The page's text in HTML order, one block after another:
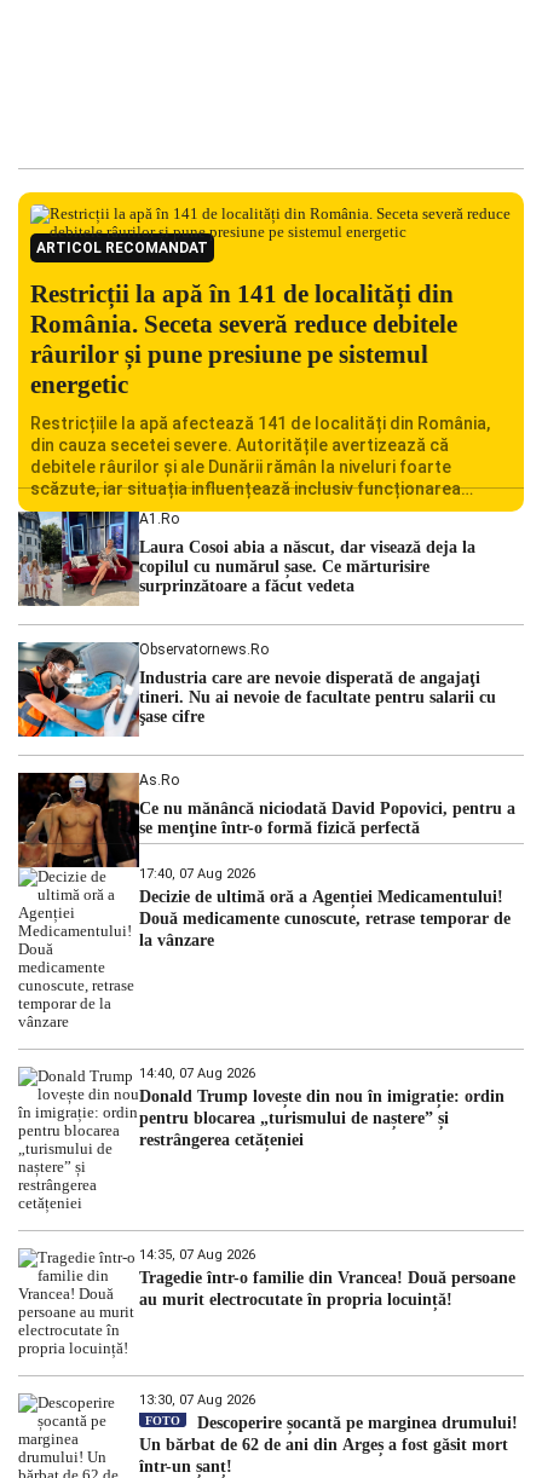
ARTICOL RECOMANDAT
Restricții la apă în 141 de localități din
România. Seceta severă reduce debitele
râurilor și pune presiune pe sistemul
energetic
Restricțiile la apă afectează 141 de localități din România,
din cauza secetei severe. Autoritățile avertizează că
debitele râurilor și ale Dunării rămân la niveluri foarte
scăzute, iar situația influențează inclusiv funcționarea
Centralei Nucleare de la Cernavodă. România se confruntă
cu una dintre cele mai dificile perioade din punct de vedere
hidrologic din ultimii ani. Lipsa […]
A1.ro
Laura Cosoi abia a născut, dar visează deja la
copilul cu numărul șase. Ce mărturisire
surprinzătoare a făcut vedeta
Observatornews.ro
Industria care are nevoie disperată de angajaţi
tineri. Nu ai nevoie de facultate pentru salarii cu
şase cifre
As.ro
Ce nu mănâncă niciodată David Popovici, pentru a
se menţine într-o formă fizică perfectă
17:40, 07 Aug 2026
Decizie de ultimă oră a Agenției Medicamentului!
Două medicamente cunoscute, retrase temporar de
la vânzare
14:40, 07 Aug 2026
Donald Trump lovește din nou în imigrație: ordin
pentru blocarea „turismului de naștere” și
restrângerea cetățeniei
14:35, 07 Aug 2026
Tragedie într-o familie din Vrancea! Două persoane
au murit electrocutate în propria locuință!
13:30, 07 Aug 2026
FOTO
Descoperire șocantă pe marginea drumului!
Un bărbat de 62 de ani din Argeș a fost găsit mort
într-un șanț!